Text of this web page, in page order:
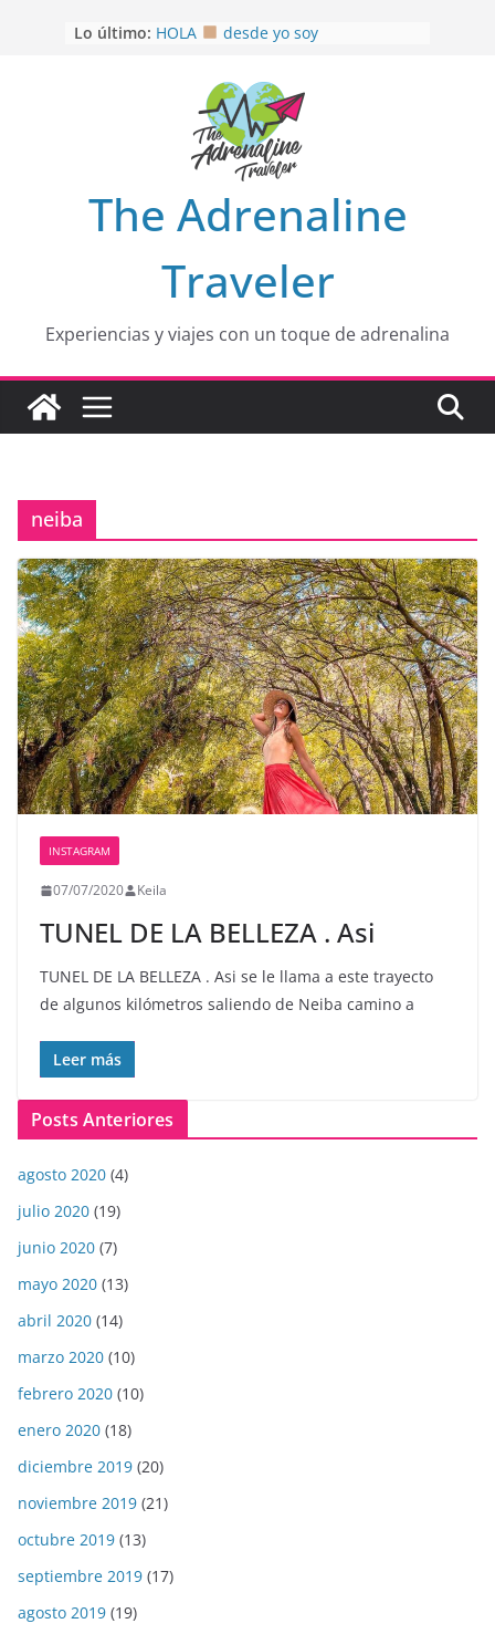
Lo último: HOLA
desde yo soy
EL SENDERO DEL CACAO: Excelente
opción
HOSPEDAJE AL NATURALSHH !!
OTRA PERSPECTIVA de RÍO EL
MULITO!
The Adrenaline
Traveler
Experiencias y viajes con un toque de adrenalina
neiba
INSTAGRAM
07/07/2020 Keila
TUNEL DE LA BELLEZA . Asi
TUNEL DE LA BELLEZA . Asi se le llama a este trayecto
de algunos kilómetros saliendo de Neiba camino a
Leer más
Posts Anteriores
agosto 2020 (4)
julio 2020 (19)
junio 2020 (7)
mayo 2020 (13)
abril 2020 (14)
marzo 2020 (10)
febrero 2020 (10)
enero 2020 (18)
diciembre 2019 (20)
noviembre 2019 (21)
octubre 2019 (13)
septiembre 2019 (17)
agosto 2019 (19)